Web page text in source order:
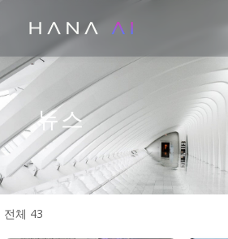
츠
로
건
뛰
뉴스
전체 43